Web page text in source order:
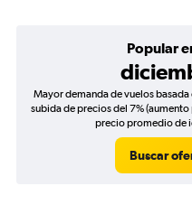
Popular
Mayor demanda de vuelos
subida de precios del 7%
precio promedio de
Buscar